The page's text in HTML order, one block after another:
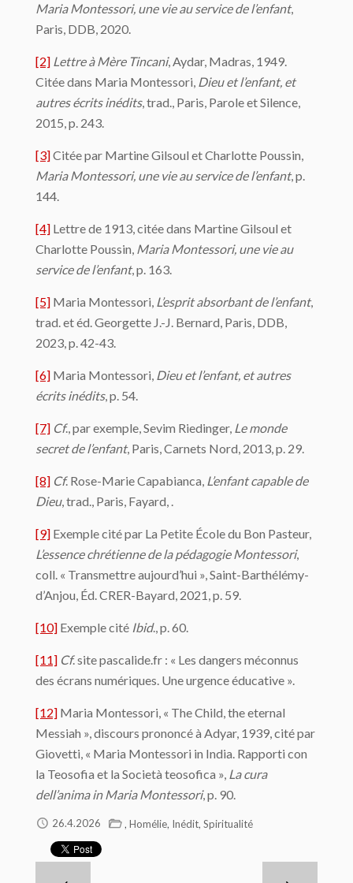
Maria Montessori, une vie au service de l’enfant,
Paris, DDB, 2020.
[2] Lettre à Mère Tincani, Aydar, Madras, 1949.
Citée dans Maria Montessori, Dieu et l’enfant, et
autres écrits inédits, trad., Paris, Parole et Silence,
2015, p. 243.
[3]Citée par Martine Gilsoul et Charlotte Poussin,
Maria Montessori, une vie au service de l’enfant, p.
144.
[4] Lettre de 1913, citée dans Martine Gilsoul et
Charlotte Poussin, Maria Montessori, une vie au
service de l’enfant, p. 163.
[5] Maria Montessori, L’esprit absorbant de l’enfant,
trad. et éd. Georgette J.-J. Bernard, Paris, DDB,
2023, p. 42-43.
[6] Maria Montessori, Dieu et l’enfant, et autres
écrits inédits, p. 54.
[7] Cf., par exemple, Sevim Riedinger, Le monde
secret de l’enfant, Paris, Carnets Nord, 2013, p. 29.
[8] Cf. Rose-Marie Capabianca, L’enfant capable de
Dieu, trad., Paris, Fayard, .
[9] Exemple cité par La Petite École du Bon Pasteur,
L’essence chrétienne de la pédagogie Montessori,
coll. « Transmettre aujourd’hui », Saint-Barthélémy-
d’Anjou, Éd. CRER-Bayard, 2021, p. 59.
[10] Exemple cité Ibid., p. 60.
[11] Cf. site pascalide.fr : « Les dangers méconnus
des écrans numériques. Une urgence éducative ».
[12] Maria Montessori, « The Child, the eternal
Messiah », discours prononcé à Adyar, 1939, cité par
Giovetti, « Maria Montessori in India. Rapporti con
la Teosofia et la Società teosofica », La cura
dell’anima in Maria Montessori, p. 90.
26.4.2026 , Homélie, Inédit, Spiritualité